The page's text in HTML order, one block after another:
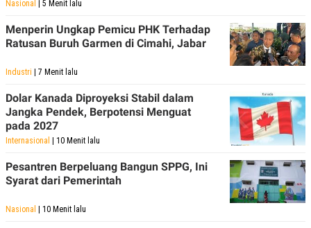
SITEMAPPROFILE
USE
PEDOMAN
SIBER
POLICY
Nasional | 5 Menit lalu
Menperin Ungkap Pemicu PHK Terhadap
Ratusan Buruh Garmen di Cimahi, Jabar
Industri | 7 Menit lalu
Dolar Kanada Diproyeksi Stabil dalam
Jangka Pendek, Berpotensi Menguat
pada 2027
Internasional | 10 Menit lalu
Pesantren Berpeluang Bangun SPPG, Ini
Syarat dari Pemerintah
Nasional | 10 Menit lalu